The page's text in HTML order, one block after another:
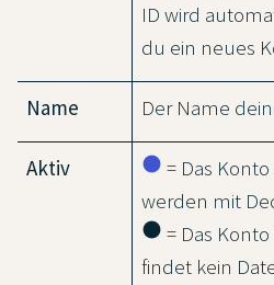
ID wird
du ein neues
Name Der Name
Aktiv circle = Das
werden mit
circle = Das
findet kein